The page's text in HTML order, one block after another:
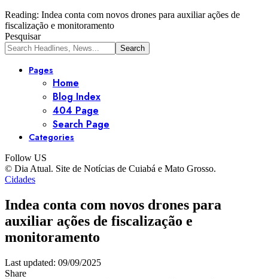
Reading: Indea conta com novos drones para auxiliar ações de
fiscalização e monitoramento
Pesquisar
Pages
Home
Blog Index
404 Page
Search Page
Categories
Follow US
© Dia Atual. Site de Notícias de Cuiabá e Mato Grosso.
Cidades
Indea conta com novos drones para
auxiliar ações de fiscalização e
monitoramento
Last updated: 09/09/2025
Share